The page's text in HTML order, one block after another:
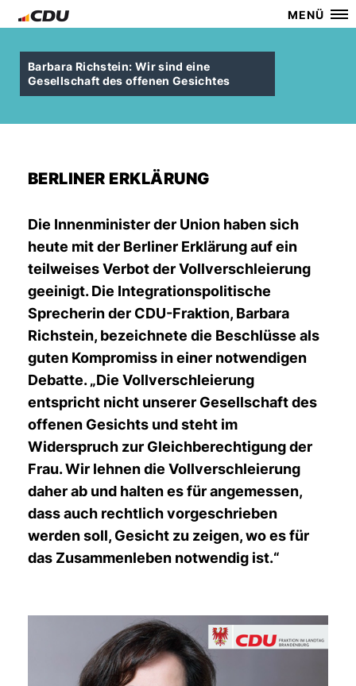
MENÜ
Barbara Richstein: Wir sind eine
Gesellschaft des offenen Gesichtes
BERLINER ERKLÄRUNG
Die Innenminister der Union haben sich
heute mit der Berliner Erklärung auf ein
teilweises Verbot der Vollverschleierung
geeinigt. Die Integrationspolitische
Sprecherin der CDU-Fraktion, Barbara
Richstein, bezeichnete die Beschlüsse als
guten Kompromiss in einer notwendigen
Debatte. „Die Vollverschleierung
entspricht nicht unserer Gesellschaft des
offenen Gesichts und steht im
Widerspruch zur Gleichberechtigung der
Frau. Wir lehnen die Vollverschleierung
daher ab und halten es für angemessen,
dass auch rechtlich vorgeschrieben
werden soll, Gesicht zu zeigen, wo es für
das Zusammenleben notwendig ist.“